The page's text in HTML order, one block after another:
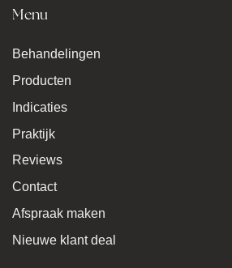
Menu
Behandelingen
Producten
Indicaties
Praktijk
Reviews
Contact
Afspraak maken
Nieuwe klant deal